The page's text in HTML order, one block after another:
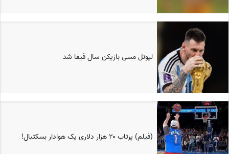
لیونل مسی بازیکن سال فیفا شد
(فیلم) پرتاب ۲۰ هزار دلاری یک هوادار بسکتبال!